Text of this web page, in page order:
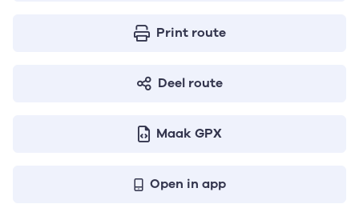
Print route
Deel route
Maak GPX
Open in app